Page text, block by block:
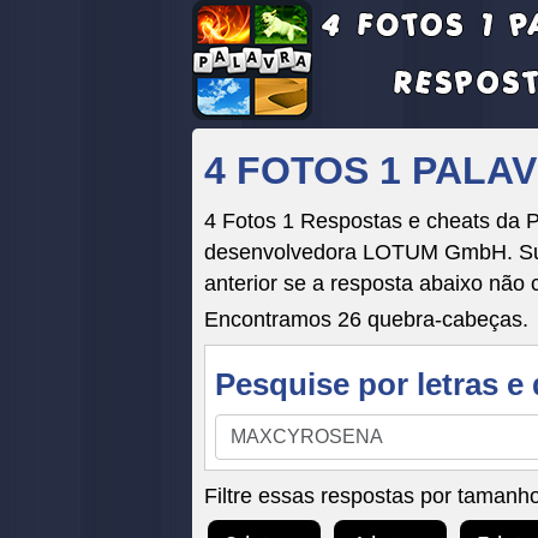
4 FOTOS 1
4 Fotos 1 Respostas e cheats da
desenvolvedora LOTUM GmbH.
anterior se a resposta abaixo não
Encontramos 26 quebra-cabeças.
Pesquise por letras
Pesquise
por
letras
e
Filtre essas respostas por